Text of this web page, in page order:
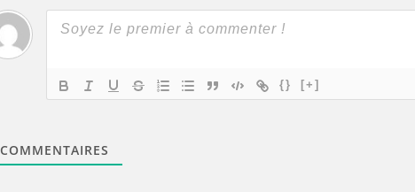
{} [+]
COMMENTAIRES